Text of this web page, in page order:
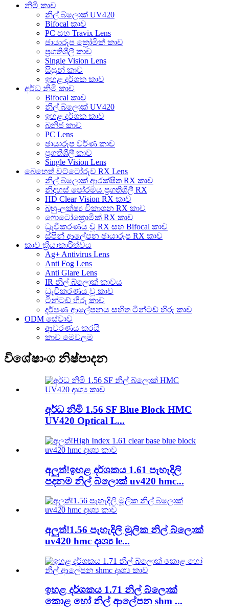
නිමි කාච
නිල් බ්ලොක් UV420
Bifocal කාච
PC සහ Travix Lens
ඡායාරූප ක්‍රෝමික් කාච
ප්‍රගතිශීලී කාච
Single Vision Lens
සිසුන් කාච
ඉහළ දර්ශක කාච
අර්ධ නිමි කාච
Bifocal කාච
නිල් බ්ලොක් UV420
ඉහළ දර්ශක කාච
ඛනිජ කාච
PC Lens
ඡායාරූප වර්ණ කාච
ප්‍රගතිශීලී කාච
Single Vision Lens
බෙහෙත් වට්ටෝරුව RX Lens
නිල් බ්ලොක් ආරක්ෂිත RX කාච
නිදහස් පෝරමය ප්‍රගතිශීලී RX
HD Clear Vision RX කාච
බහු-ලක්ෂ්‍ය විකාශන RX කාච
ෆොටෝක්‍රොමික් RX කාච
ධ්‍රැවීකරණය වූ RX සහ Bifocal කාච
ස්පින් ආලේපන ඡායාරූප RX කාච
කාච ක්‍රියාකාරිත්වය
Ag+ Antivirus Lens
Anti Fog Lens
Anti Glare Lens
IR නිල් බ්ලොක් කාචය
ධ්‍රැවීකරණය වූ කාච
ටින්ටඩ් හිරු කාච
දර්පණ ආලේපනය සහිත ටින්ටඩ් හිරු කාච
ODM සේවාව
ආවරණය කරයි
කාච මෙවලම
විශේෂාංග නිෂ්පාදන
අර්ධ නිමි 1.56 SF Blue Block HMC
UV420 Optical L...
අලුත්!ඉහළ දර්ශකය 1.61 පැහැදිලි
පදනම නිල් බ්ලොක් uv420 hmc...
අලුත්!1.56 පැහැදිලි මූලික නිල් බ්ලොක්
uv420 hmc දෘශ්‍ය le...
ඉහළ දර්ශකය 1.71 නිල් බ්ලොක්
කොළ හෝ නිල් ආලේපන shm ...